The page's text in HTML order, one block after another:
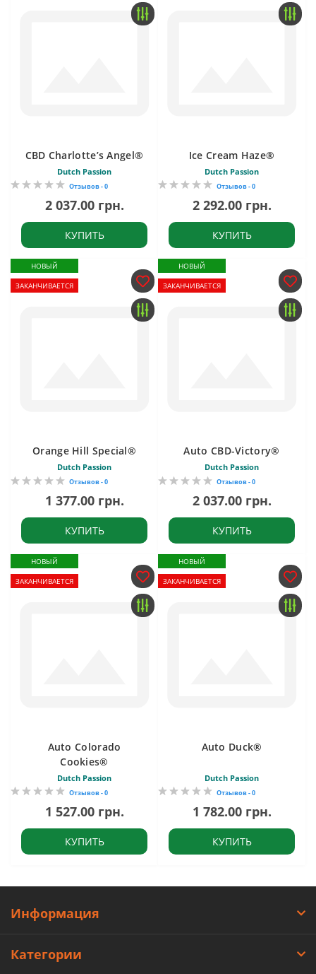
CBD Charlotte’s Angel®
Dutch Passion
Отзывов - 0
2 037.00 грн.
КУПИТЬ
Ice Cream Haze®
Dutch Passion
Отзывов - 0
2 292.00 грн.
КУПИТЬ
НОВЫЙ
ЗАКАНЧИВАЕТСЯ
Orange Hill Special®
Dutch Passion
Отзывов - 0
1 377.00 грн.
КУПИТЬ
НОВЫЙ
ЗАКАНЧИВАЕТСЯ
Auto CBD-Victory®
Dutch Passion
Отзывов - 0
2 037.00 грн.
КУПИТЬ
НОВЫЙ
ЗАКАНЧИВАЕТСЯ
Auto Colorado
Cookies®
Dutch Passion
Отзывов - 0
1 527.00 грн.
КУПИТЬ
НОВЫЙ
ЗАКАНЧИВАЕТСЯ
Auto Duck®
Dutch Passion
Отзывов - 0
1 782.00 грн.
КУПИТЬ
Информация
Категории